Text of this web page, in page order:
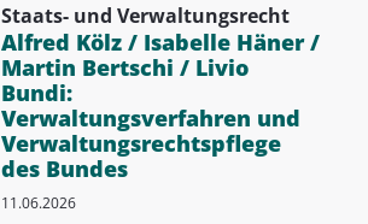
Staats- und Verwaltungsrecht
Alfred Kölz / Isabelle Häner /
Martin Bertschi / Livio
Bundi:
Verwaltungsverfahren und
Verwaltungsrechtspflege
des Bundes
11.06.2026